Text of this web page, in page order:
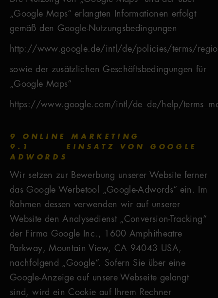
„Google Maps“ erlangten Informationen erfolgt
gemäß den Google-Nutzungsbedingungen
http://www.google.de/intl/de/policies/terms/
sowie der zusätzlichen Geschäftsbedingungen für
„Google Maps“
https://www.google.com/intl/de_de/help/
9 ONLINE MARKETING
9.1 EINSATZ VON GOOGLE
ADWORDS
Wir setzen zur Bewerbung unserer Website ferner
das Google Werbetool „Google-Adwords“ ein. Im
Rahmen dessen verwenden wir auf unserer
Website den Analysedienst „Conversion-Tracking“
der Firma Google Inc., 1600 Amphitheatre
Parkway, Mountain View, CA 94043 USA,
nachfolgend „Google“. Sofern Sie über eine
Google-Anzeige auf unsere Webseite gelangt
sind, wird ein Cookie auf Ihrem Rechner